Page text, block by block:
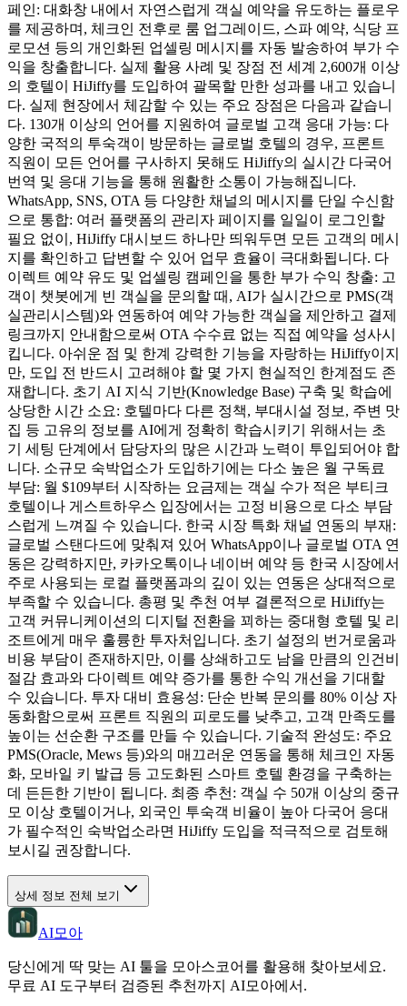
페인: 대화창 내에서 자연스럽게 객실 예약을 유도하는 플로우
를 제공하며, 체크인 전후로 룸 업그레이드, 스파 예약, 식당 프
로모션 등의 개인화된 업셀링 메시지를 자동 발송하여 부가 수
익을 창출합니다. 실제 활용 사례 및 장점 전 세계 2,600개 이상
의 호텔이 HiJiffy를 도입하여 괄목할 만한 성과를 내고 있습니
다. 실제 현장에서 체감할 수 있는 주요 장점은 다음과 같습니
다. 130개 이상의 언어를 지원하여 글로벌 고객 응대 가능: 다
양한 국적의 투숙객이 방문하는 글로벌 호텔의 경우, 프론트
직원이 모든 언어를 구사하지 못해도 HiJiffy의 실시간 다국어
번역 및 응대 기능을 통해 원활한 소통이 가능해집니다.
WhatsApp, SNS, OTA 등 다양한 채널의 메시지를 단일 수신함
으로 통합: 여러 플랫폼의 관리자 페이지를 일일이 로그인할
필요 없이, HiJiffy 대시보드 하나만 띄워두면 모든 고객의 메시
지를 확인하고 답변할 수 있어 업무 효율이 극대화됩니다. 다
이렉트 예약 유도 및 업셀링 캠페인을 통한 부가 수익 창출: 고
객이 챗봇에게 빈 객실을 문의할 때, AI가 실시간으로 PMS(객
실관리시스템)와 연동하여 예약 가능한 객실을 제안하고 결제
링크까지 안내함으로써 OTA 수수료 없는 직접 예약을 성사시
킵니다. 아쉬운 점 및 한계 강력한 기능을 자랑하는 HiJiffy이지
만, 도입 전 반드시 고려해야 할 몇 가지 현실적인 한계점도 존
재합니다. 초기 AI 지식 기반(Knowledge Base) 구축 및 학습에
상당한 시간 소요: 호텔마다 다른 정책, 부대시설 정보, 주변 맛
집 등 고유의 정보를 AI에게 정확히 학습시키기 위해서는 초
기 세팅 단계에서 담당자의 많은 시간과 노력이 투입되어야 합
니다. 소규모 숙박업소가 도입하기에는 다소 높은 월 구독료
부담: 월 $109부터 시작하는 요금제는 객실 수가 적은 부티크
호텔이나 게스트하우스 입장에서는 고정 비용으로 다소 부담
스럽게 느껴질 수 있습니다. 한국 시장 특화 채널 연동의 부재:
글로벌 스탠다드에 맞춰져 있어 WhatsApp이나 글로벌 OTA 연
동은 강력하지만, 카카오톡이나 네이버 예약 등 한국 시장에서
주로 사용되는 로컬 플랫폼과의 깊이 있는 연동은 상대적으로
부족할 수 있습니다. 총평 및 추천 여부 결론적으로 HiJiffy는
고객 커뮤니케이션의 디지털 전환을 꾀하는 중대형 호텔 및 리
조트에게 매우 훌륭한 투자처입니다. 초기 설정의 번거로움과
비용 부담이 존재하지만, 이를 상쇄하고도 남을 만큼의 인건비
절감 효과와 다이렉트 예약 증가를 통한 수익 개선을 기대할
수 있습니다. 투자 대비 효용성: 단순 반복 문의를 80% 이상 자
동화함으로써 프론트 직원의 피로도를 낮추고, 고객 만족도를
높이는 선순환 구조를 만들 수 있습니다. 기술적 완성도: 주요
PMS(Oracle, Mews 등)와의 매끄러운 연동을 통해 체크인 자동
화, 모바일 키 발급 등 고도화된 스마트 호텔 환경을 구축하는
데 든든한 기반이 됩니다. 최종 추천: 객실 수 50개 이상의 중규
모 이상 호텔이거나, 외국인 투숙객 비율이 높아 다국어 응대
가 필수적인 숙박업소라면 HiJiffy 도입을 적극적으로 검토해
보시길 권장합니다.
상세 정보 전체 보기
AI모아
당신에게 딱 맞는 AI 툴을 모아스코어를 활용해 찾아보세요.
무료 AI 도구부터 검증된 추천까지 AI모아에서.